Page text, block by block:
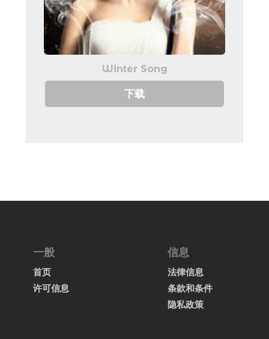
Winter Song
下载
一般
首页
许可信息
信息
法律信息
条款和条件
隐私政策